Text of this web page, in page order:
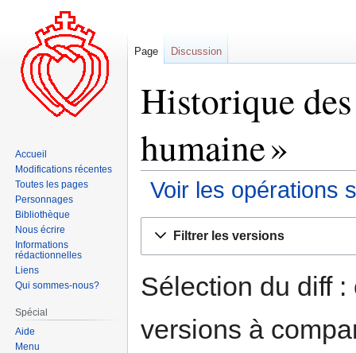
Historique
humaine »
Voir les opérations
navigation
recherche
Filtrer les versions
Sélection du diff
versions à
Page Discussion
Accueil
Modifications récentes
Toutes les pages
Personnages
Bibliothèque
Nous écrire
Informations
rédactionnelles
Liens
Qui sommes-nous?
Spécial
Aide
Menu